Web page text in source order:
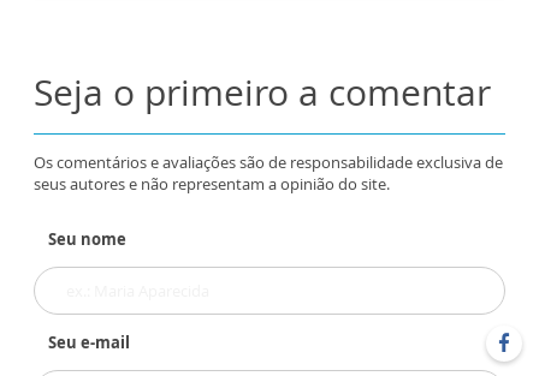
Seja o primeiro a comentar
Os comentários e avaliações são de responsabilidade exclusiva de
seus autores e não representam a opinião do site.
Seu nome
Seu e-mail